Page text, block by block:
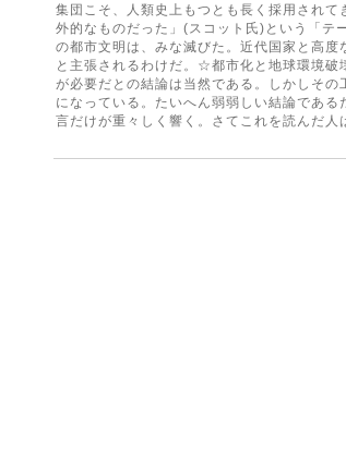
集団こそ、人類史上もつとも長く採用され
外的なものだった」(スコット氏)という「テ
の都市文明は、みな滅びた。近代国家と高度
と主張されるわけだ。☆都市化と地球環境破
が必要だとの結論は当然である。しかしそ
になっている。たいへん弱弱しい結論であ
言だけが重々しく響く。さてこれを読んだ人